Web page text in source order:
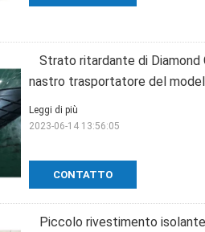
Strato ritardante di Diamond
nastro trasportatore del
CONTATTO
Leggi di più
2023-06-14 13:56:05
Piccolo rivestimento